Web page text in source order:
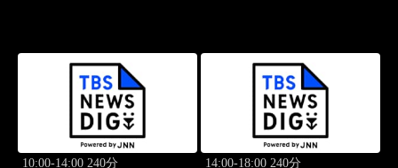
10:00-14:00 240分 14:00-18:00 240分